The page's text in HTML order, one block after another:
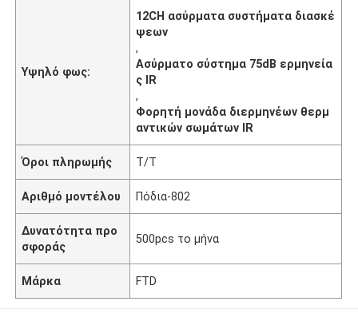
Υψηλό φως:
12CH ασύρματα συστήματα διασκέ
ψεων
,
Ασύρματο σύστημα 75dB ερμηνεία
ς IR
,
Φορητή μονάδα διερμηνέων θερμ
αντικών σωμάτων IR
Όροι πληρωμής T/T
Αριθμό μοντέλου Πόδια-802
Δυνατότητα προ
σφοράς
500pcs το μήνα
Μάρκα FTD